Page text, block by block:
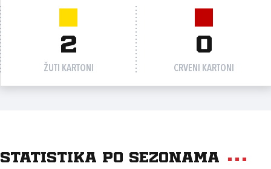
2
ŽUTI KARTONI
0
CRVENI KARTONI
Statistika po sezonama